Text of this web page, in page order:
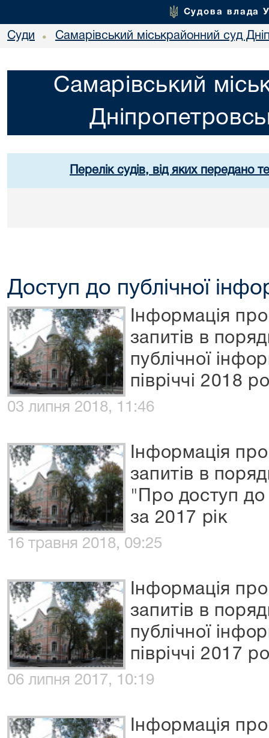
Судова влада
Суди • Самарівський міськрайонний суд
Самарівський
Перелік судів, від яких передано
Доступ до публічної
Інформація
запитів в
публічної
півріччі 2018
03 липня 2018, 11:46
Інформація
запитів в
"Про доступ до
за 2017 рік
16 травня 2018, 09:25
Інформація
запитів в
публічної
півріччі 2017
06 липня 2017, 10:19
Інформація